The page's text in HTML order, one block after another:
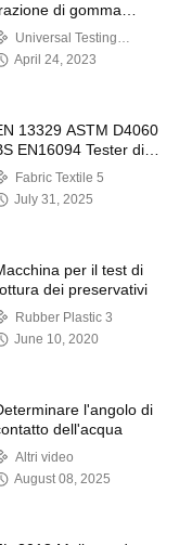
di gomma
macchina di
prova del tessuto del
5KN
Universal Testing
8
April 24, 2023
13329 ASTM D4060
EN16094 Tester di
Martindale
per pavimenti in legno
di abrasione
Fabric Textile 5
July 31, 2025
per il test di
dei preservativi
Rubber Plastic 3
June 10, 2020
l'angolo di
dell'acqua
Altri video
August 08, 2025